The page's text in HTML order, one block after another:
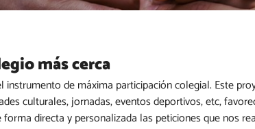
más cerca
instrumento de máxima participación colegial. Este
culturales, jornadas, eventos deportivos, etc,
directa y personalizada las peticiones que nos